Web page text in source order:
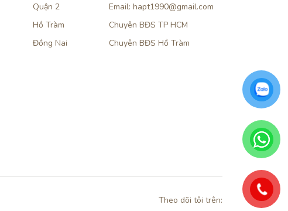
Quận 2
Hồ Tràm
Đồng Nai
Email: hapt1990@gmail.com
Chuyên BĐS TP HCM
Chuyên BĐS Hồ Tràm
Theo dõi tôi trên: